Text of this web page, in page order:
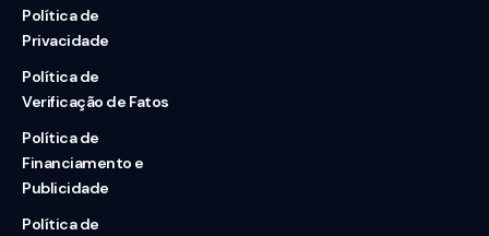
Política de
Privacidade
Política de
Verificação de Fatos
Política de
Financiamento e
Publicidade
Política de